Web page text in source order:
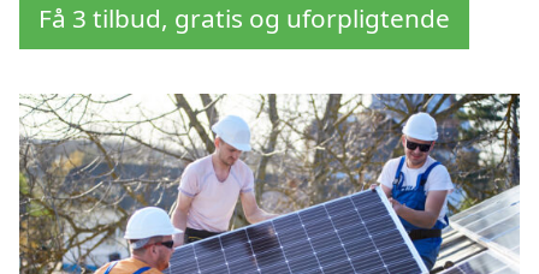
Få 3 tilbud, gratis og uforpligtende